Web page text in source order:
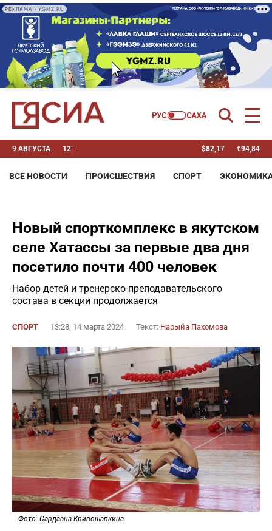
РЕКЛАМА • YGMZ.RU
9 АВГУСТА 12° $82,17 €94,84
ВСЕ НОВОСТИ ПРОИСШЕСТВИЯ СПОРТ
Новый спорткомплекс в якутском
селе Хатассы за первые два дня
посетило почти 400 человек
Набор детей и тренерско-преподавательского
состава в секции продолжается
СПОРТ 13:28, 14 марта 2024 Текст: Нарыйа Пахомова
Фото: Сардаана Кривошапкина